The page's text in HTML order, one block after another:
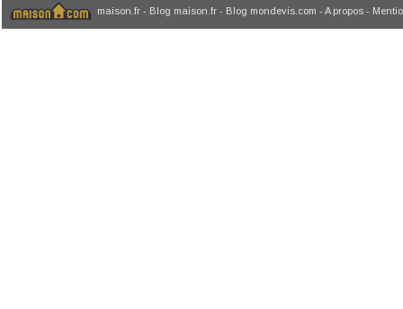
maison.fr - Blog maison.fr - Blog mondevis.com - A propos -